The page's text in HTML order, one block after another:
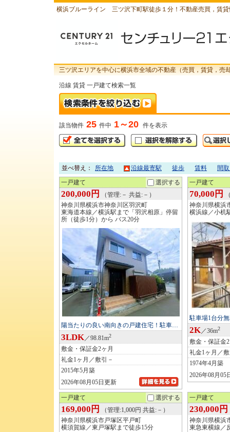
横浜ブルーライン 三ツ沢下町駅徒歩１分！不動産売買，賃
三ツ沢エリアを中心に横浜市全域の不動産（売買，賃貸，
沿線 賃貸 一戸建て検索一覧
該当物件 25 件中 1～20 件を表示
並べ替え： 所在地 沿線最寄駅 徒歩 賃料 間
一戸建て 選択する
200,000円
（管理:－ 共益:－）
神奈川県横浜市神奈川区羽沢町
東海道本線／横浜駅まで「羽沢相原」停留
所（徒歩1分）から バス20分
陽当たりの良い南向きの戸建住宅！駐車…
3LDK／98.81m2
敷金・保証金2ヶ月
礼金1ヶ月／敷引－
2015年5月築
2026年08月05日更新
一戸建て
70,000円
神奈川県横浜
横浜線／小机
駐車場1台分
2K／36m2
敷金・保証金
礼金1ヶ月／
1974年4月築
2026年08月05
一戸建て 選択する
169,000円
（管理:1,000円 共益:－）
神奈川県横浜市戸塚区平戸町
横須賀線／東戸塚駅まで徒歩15分
一戸建て
230,000円
神奈川県横浜
東急東横線／